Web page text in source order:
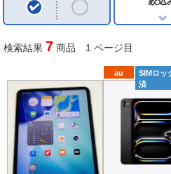
検索結果 7 商品 1 ページ目
au
SIMロッ
済